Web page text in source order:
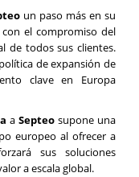
un paso más en su
el compromiso del
de todos sus clientes.
de expansión de
clave en Europa
a Septeo supone una
europeo al ofrecer a
sus soluciones
a escala global.